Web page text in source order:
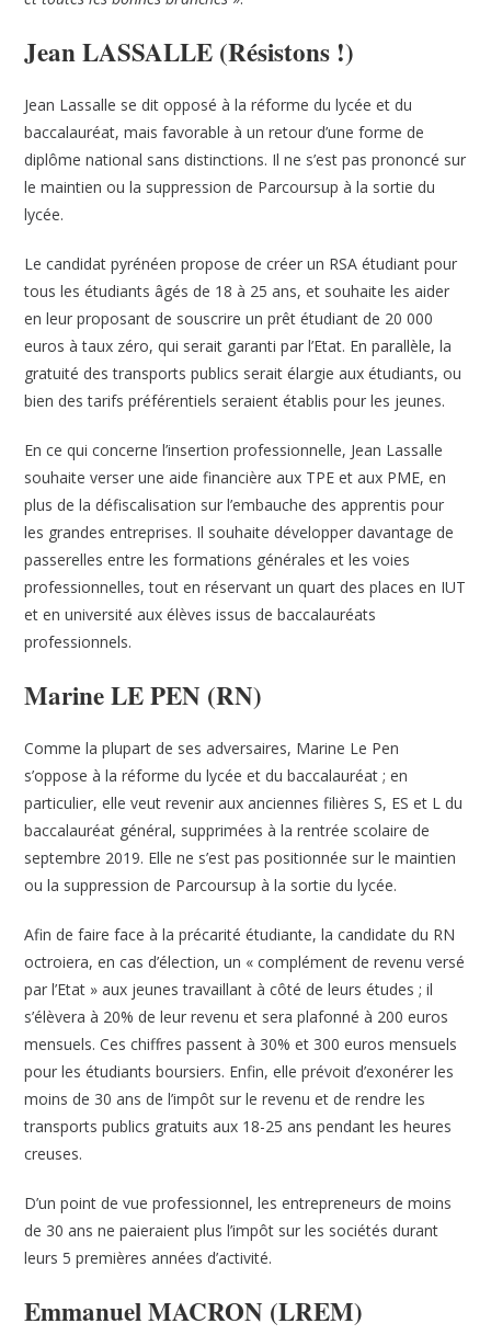
Jean LASSALLE (Résistons !)
Jean Lassalle se dit opposé à la réforme du lycée et du
baccalauréat, mais favorable à un retour d’une forme de
diplôme national sans distinctions. Il ne s’est pas prononcé sur
le maintien ou la suppression de Parcoursup à la sortie du
lycée.
Le candidat pyrénéen propose de créer un RSA étudiant pour
tous les étudiants âgés de 18 à 25 ans, et souhaite les aider
en leur proposant de souscrire un prêt étudiant de 20 000
euros à taux zéro, qui serait garanti par l’Etat. En parallèle, la
gratuité des transports publics serait élargie aux étudiants, ou
bien des tarifs préférentiels seraient établis pour les jeunes.
En ce qui concerne l’insertion professionnelle, Jean Lassalle
souhaite verser une aide financière aux TPE et aux PME, en
plus de la défiscalisation sur l’embauche des apprentis pour
les grandes entreprises. Il souhaite développer davantage de
passerelles entre les formations générales et les voies
professionnelles, tout en réservant un quart des places en IUT
et en université aux élèves issus de baccalauréats
professionnels.
Marine LE PEN (RN)
Comme la plupart de ses adversaires, Marine Le Pen
s’oppose à la réforme du lycée et du baccalauréat ; en
particulier, elle veut revenir aux anciennes filières S, ES et L du
baccalauréat général, supprimées à la rentrée scolaire de
septembre 2019. Elle ne s’est pas positionnée sur le maintien
ou la suppression de Parcoursup à la sortie du lycée.
Afin de faire face à la précarité étudiante, la candidate du RN
octroiera, en cas d’élection, un « complément de revenu versé
par l’Etat » aux jeunes travaillant à côté de leurs études ; il
s’élèvera à 20% de leur revenu et sera plafonné à 200 euros
mensuels. Ces chiffres passent à 30% et 300 euros mensuels
pour les étudiants boursiers. Enfin, elle prévoit d’exonérer les
moins de 30 ans de l’impôt sur le revenu et de rendre les
transports publics gratuits aux 18-25 ans pendant les heures
creuses.
D’un point de vue professionnel, les entrepreneurs de moins
de 30 ans ne paieraient plus l’impôt sur les sociétés durant
leurs 5 premières années d’activité.
Emmanuel MACRON (LREM)